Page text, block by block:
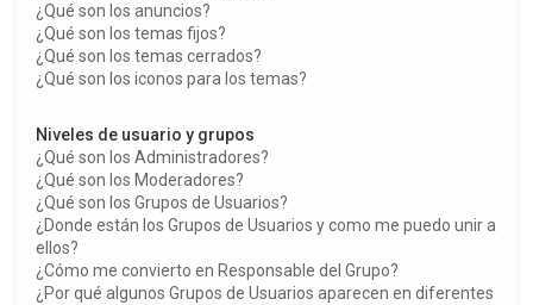
¿Qué son los anuncios?
¿Qué son los temas fijos?
¿Qué son los temas cerrados?
¿Qué son los iconos para los temas?
Niveles de usuario y grupos
¿Qué son los Administradores?
¿Qué son los Moderadores?
¿Qué son los Grupos de Usuarios?
¿Donde están los Grupos de Usuarios y como me puedo unir a
ellos?
¿Cómo me convierto en Responsable del Grupo?
¿Por qué algunos Grupos de Usuarios aparecen en diferentes